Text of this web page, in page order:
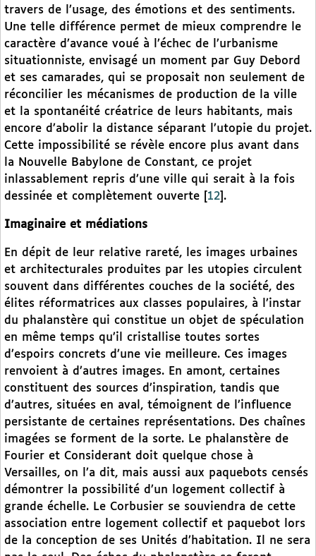
travers de l’usage, des émotions et des sentiments.
Une telle différence permet de mieux comprendre le
caractère d’avance voué à l’échec de l’urbanisme
situationniste, envisagé un moment par Guy Debord
et ses camarades, qui se proposait non seulement de
réconcilier les mécanismes de production de la ville
et la spontanéité créatrice de leurs habitants, mais
encore d’abolir la distance séparant l’utopie du projet.
Cette impossibilité se révèle encore plus avant dans
la Nouvelle Babylone de Constant, ce projet
inlassablement repris d’une ville qui serait à la fois
dessinée et complètement ouverte
12 .
Imaginaire et médiations
En dépit de leur relative rareté, les images urbaines
et architecturales produites par les utopies circulent
souvent dans différentes couches de la société, des
élites réformatrices aux classes populaires, à l’instar
du phalanstère qui constitue un objet de spéculation
en même temps qu’il cristallise toutes sortes
d’espoirs concrets d’une vie meilleure. Ces images
renvoient à d’autres images. En amont, certaines
constituent des sources d’inspiration, tandis que
d’autres, situées en aval, témoignent de l’influence
persistante de certaines représentations. Des chaînes
imagées se forment de la sorte. Le phalanstère de
Fourier et Considerant doit quelque chose à
Versailles, on l’a dit, mais aussi aux paquebots censés
démontrer la possibilité d’un logement collectif à
grande échelle. Le Corbusier se souviendra de cette
association entre logement collectif et paquebot lors
de la conception de ses Unités d’habitation. Il ne sera